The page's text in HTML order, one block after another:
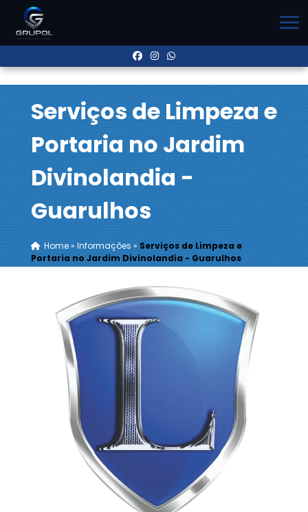
Serviços de Limpeza e
Portaria no Jardim
Divinolandia -
Guarulhos
Home» Informações » Serviços de Limpeza e
Portaria no Jardim Divinolandia - Guarulhos